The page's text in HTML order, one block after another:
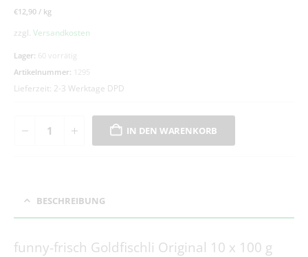
€12,90 / kg
zzgl. Versandkosten
Lager:
60 vorrätig
Artikelnummer: 1295
Lieferzeit: 2-3 Werktage DPD
IN DEN WARENKORB
BESCHREIBUNG
funny-frisch Goldfischli Original 10 x 100 g